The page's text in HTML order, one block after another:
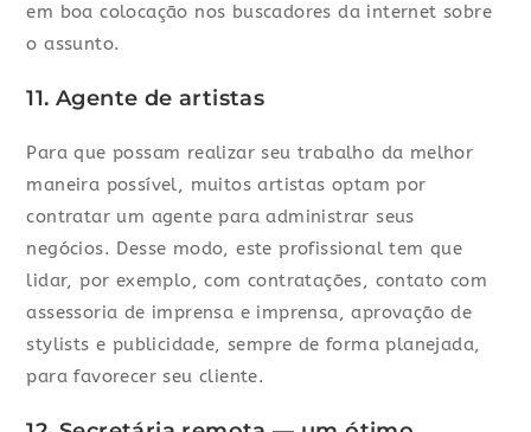
em boa colocação nos buscadores da internet sobre
o assunto.
11. Agente de artistas
Para que possam realizar seu trabalho da melhor
maneira possível, muitos artistas optam por
contratar um agente para administrar seus
negócios. Desse modo, este profissional tem que
lidar, por exemplo, com contratações, contato com
assessoria de imprensa e imprensa, aprovação de
stylists e publicidade, sempre de forma planejada,
para favorecer seu cliente.